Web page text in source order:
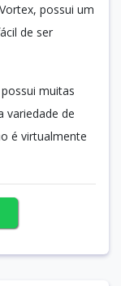
possui um
de ser
muitas
variedade de
é virtualmente